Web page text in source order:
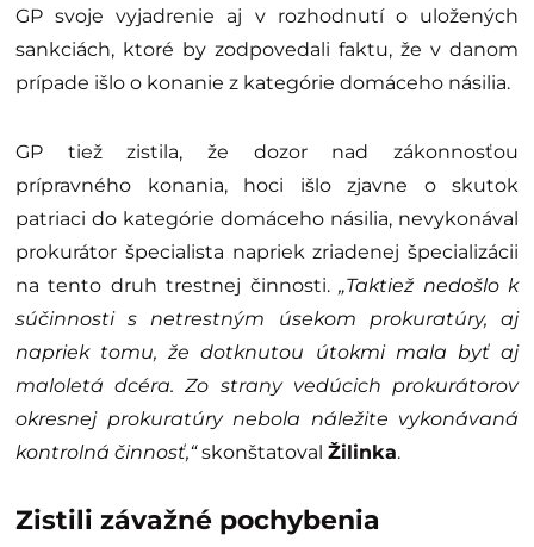
GP svoje vyjadrenie aj v rozhodnutí o uložených
sankciách, ktoré by zodpovedali faktu, že v danom
prípade išlo o konanie z kategórie domáceho násilia.
GP tiež zistila, že dozor nad zákonnosťou
prípravného konania, hoci išlo zjavne o skutok
patriaci do kategórie domáceho násilia, nevykonával
prokurátor špecialista napriek zriadenej špecializácii
na tento druh trestnej činnosti.„Taktiež nedošlo k
súčinnosti s netrestným úsekom prokuratúry, aj
napriek tomu, že dotknutou útokmi mala byť aj
maloletá dcéra. Zo strany vedúcich prokurátorov
okresnej prokuratúry nebola náležite vykonávaná
kontrolná činnosť,“skonštatoval Žilinka.
Zistili závažné pochybenia